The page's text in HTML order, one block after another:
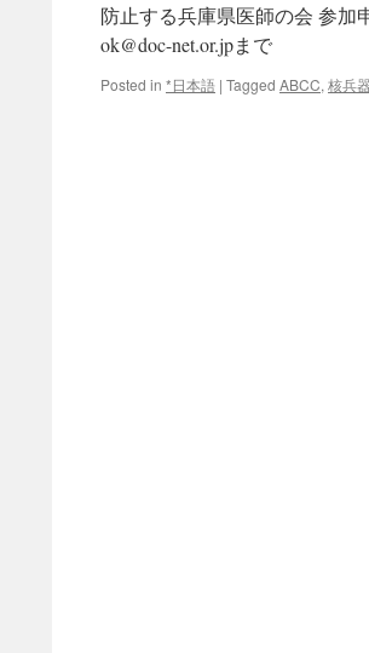
防止する兵庫県医師の会 参加
ok@doc-net.or.jpまで
Posted in *日本語 | Tagged ABCC, 核兵器